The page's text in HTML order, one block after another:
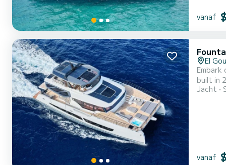
vanaf
El
built in 2026
people.
Jacht
vanaf